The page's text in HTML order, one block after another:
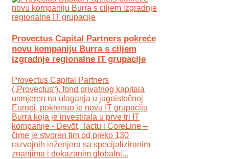
Provectus Capital Partners pokreće
novu kompaniju Burra s ciljem
izgradnje regionalne IT grupacije
Provectus Capital Partners
(„Provectus“), fond privatnog kapitala
usmjeren na ulaganja u jugoistočnoj
Europi, pokrenuo je novu IT grupaciju
Burra koja je investirala u prve tri IT
kompanije - Devōt, Tactu i CoreLine –
čime je stvoren tim od preko 130
razvojnih inženjera sa specijaliziranim
znanjima i dokazanim globalni...